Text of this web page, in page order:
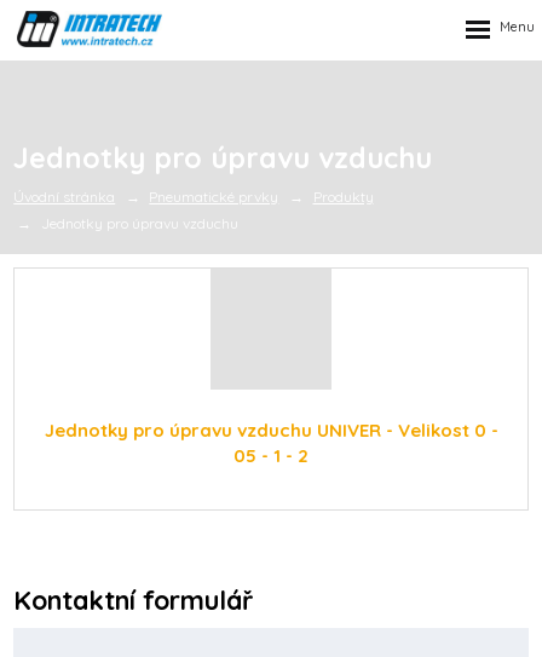
Jednotky pro úpravu vzduchu
Úvodní stránka Pneumatické prvky
Produkty
Jednotky pro úpravu vzduchu
Jednotky pro úpravu vzduchu UNIVER - Velikost 0 -
05 - 1 - 2
Kontaktní formulář